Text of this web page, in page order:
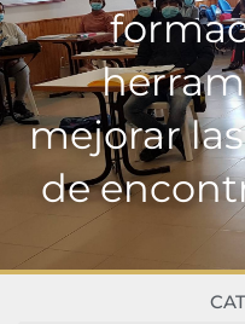
mejorar
de